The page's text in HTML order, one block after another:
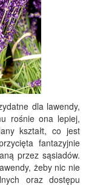
dla lawendy,
rośnie ona lepiej,
kształt, co jest
fantazyjnie
przez sąsiadów.
żeby nic nie
oraz dostępu